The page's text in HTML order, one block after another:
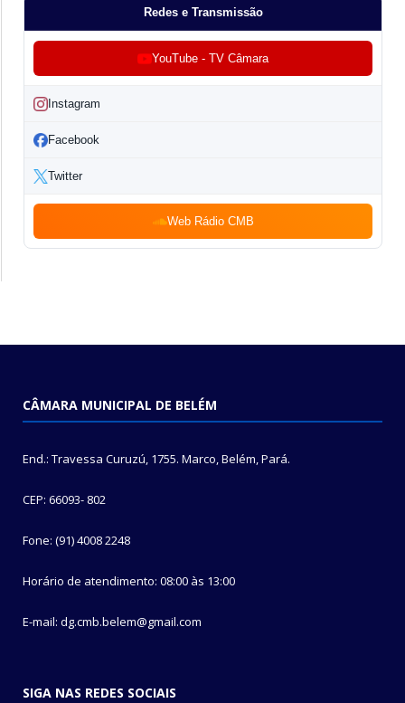
Redes e Transmissão
YouTube - TV Câmara
Instagram
Facebook
Twitter
Web Rádio CMB
CÂMARA MUNICIPAL DE BELÉM
End.: Travessa Curuzú, 1755. Marco, Belém, Pará.
CEP: 66093- 802
Fone: (91) 4008 2248
Horário de atendimento: 08:00 às 13:00
E-mail: dg.cmb.belem@gmail.com
SIGA NAS REDES SOCIAIS